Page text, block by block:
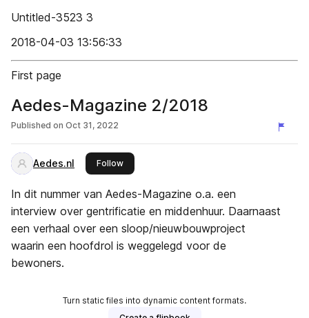
Untitled-3523 3
2018-04-03 13:56:33
First page
Aedes-Magazine 2/2018
Published on Oct 31, 2022
Aedes.nl Followthis publisher
In dit nummer van Aedes-Magazine o.a. een
interview over gentrificatie en middenhuur. Daarnaast
een verhaal over een sloop/nieuwbouwproject
waarin een hoofdrol is weggelegd voor de
bewoners.
Turn static files into dynamic content formats.